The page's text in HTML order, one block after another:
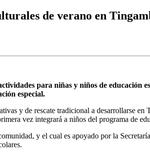
de verano en
para niñas y niños de educación
especial.
y de rescate tradicional a desarrollarse
vez integrará a niños del programa de
y el cual es apoyado por la